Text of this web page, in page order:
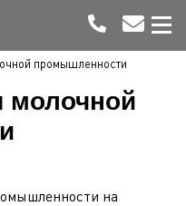
промышленности
молочной
на